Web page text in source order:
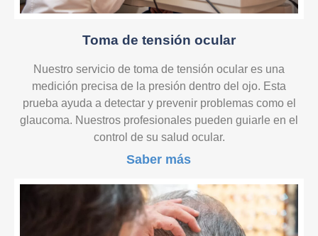
Toma de tensión ocular
Nuestro servicio de toma de tensión ocular es una
medición precisa de la presión dentro del ojo. Esta
prueba ayuda a detectar y prevenir problemas como el
glaucoma. Nuestros profesionales pueden guiarle en el
control de su salud ocular.
Saber más